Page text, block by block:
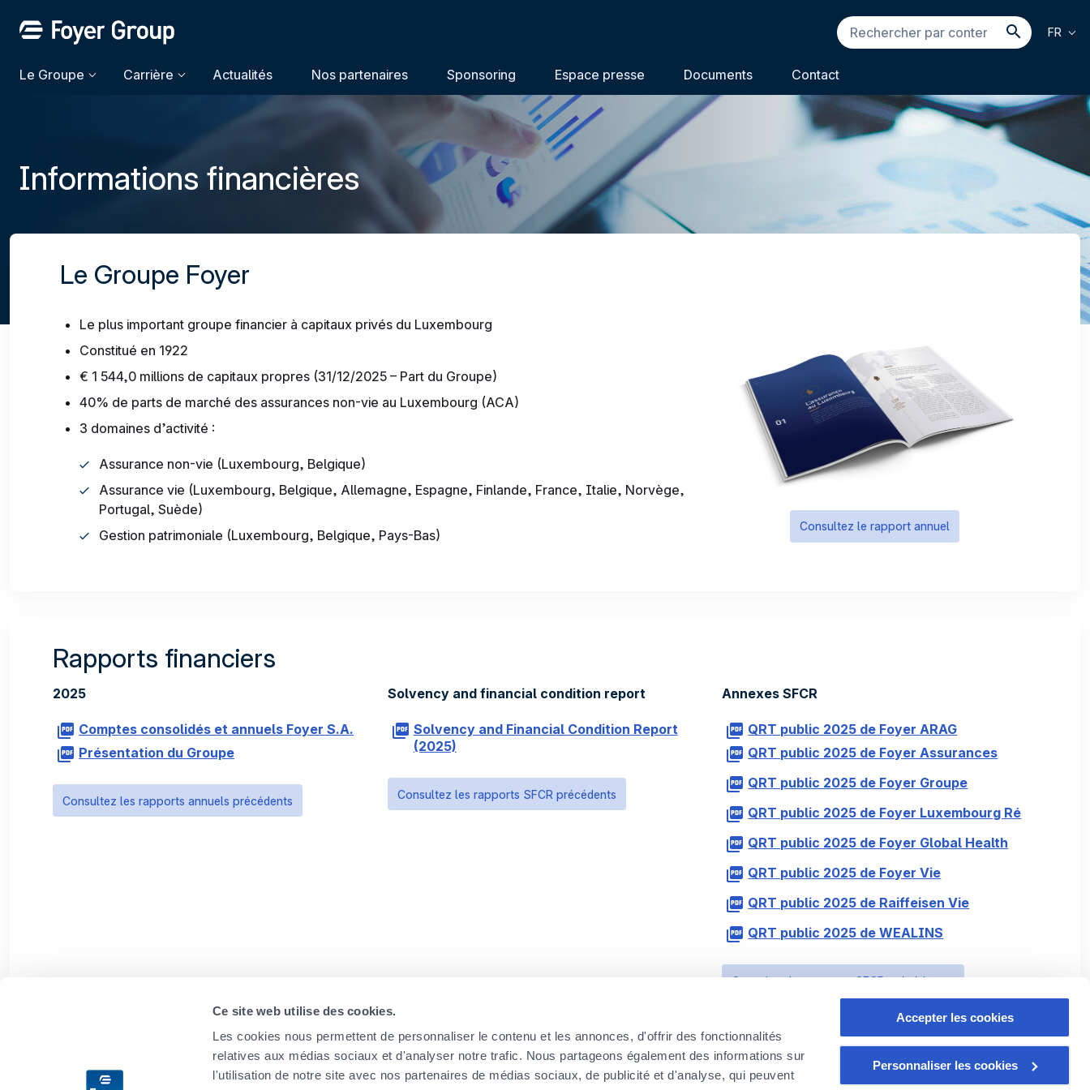
Ce site web utilise des cookies.
Les cookies nous permettent de personnaliser le contenu et les annonces, d'offrir des fonctionnalités
relatives aux médias sociaux et d'analyser notre trafic. Nous partageons également des informations sur
l'utilisation de notre site avec nos partenaires de médias sociaux, de publicité et d'analyse, qui peuvent
Accepter les cookies
Personnaliser les cookies
Rechercher
par
FR
Le Groupe Carrière Actualités Nos partenaires Sponsoring Espace presse Documents Contact
Informations financières
Le Groupe Foyer
Le plus important groupe financier à capitaux privés du Luxembourg
Constitué en 1922
€ 1 544,0 millions de capitaux propres (31/12/2025 – Part du Groupe)
40% de parts de marché des assurances non-vie au Luxembourg (ACA)
3 domaines d’activité :
Assurance non-vie (Luxembourg, Belgique)
Assurance vie (Luxembourg, Belgique, Allemagne, Espagne, Finlande, France, Italie, Norvège,
Portugal, Suède)
Gestion patrimoniale (Luxembourg, Belgique, Pays-Bas)
Consultez le rapport annuel
Rapports financiers
2025
Comptes consolidés et annuels Foyer S.A.
Présentation du Groupe
Consultez les rapports annuels précédents
Solvency and financial condition report
Solvency and Financial Condition Report
(2025)
Consultez les rapports SFCR précédents
Annexes SFCR
QRT public 2025 de Foyer ARAG
QRT public 2025 de Foyer Assurances
QRT public 2025 de Foyer Groupe
QRT public 2025 de Foyer Luxembourg Ré
QRT public 2025 de Foyer Global Health
QRT public 2025 de Foyer Vie
QRT public 2025 de Raiffeisen Vie
QRT public 2025 de WEALINS
Consultez les annexes SFCR précédentes